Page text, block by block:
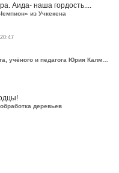
Аида- наша гордость....
из Учкекена
В Черкесске чествовали выдающегося юриста, учёного и педагога Юрия Калмыкова
деревьев